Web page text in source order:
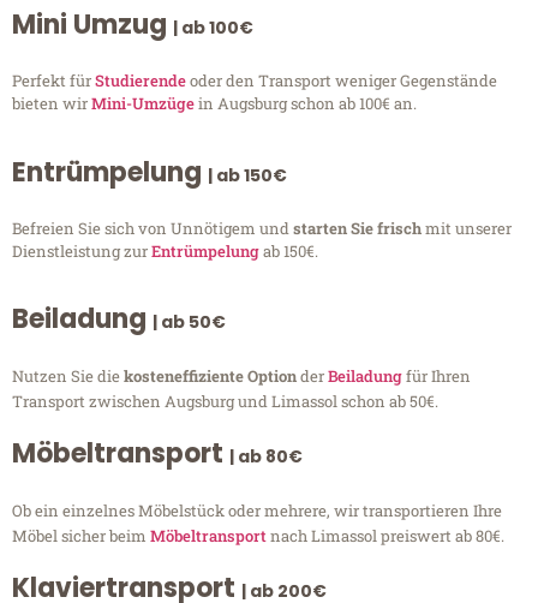
Mini Umzug | ab 100€
Perfekt fürStudierendeoder den Transport weniger Gegenstände
bieten wirMini-Umzügein Augsburg schon ab 100€ an.
Entrümpelung | ab 150€
Befreien Sie sich von Unnötigem undstarten Sie frischmit unserer
Dienstleistung zurEntrümpelungab 150€.
Beiladung | ab 50€
Nutzen Sie diekosteneffiziente OptionderBeiladungfür Ihren
Transport zwischen Augsburg und Limassol schon ab 50€.
Möbeltransport | ab 80€
Ob ein einzelnes Möbelstück oder mehrere, wir transportieren Ihre
Möbel sicher beim Möbeltransportnach Limassol preiswert ab 80€.
Klaviertransport | ab 200€